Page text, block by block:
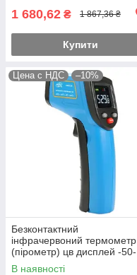
1 680,62 ₴ 1 867,36 ₴
Купити
Цена с НДС –10%
Безконтактний
інфрачервоний термометр
(пірометр) цв дисплей -50-
530°C, 12:1, EMS=0,1-1
В наявності